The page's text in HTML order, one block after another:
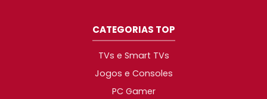
CATEGORIAS TOP
TVs e Smart TVs
Jogos e Consoles
PC Gamer